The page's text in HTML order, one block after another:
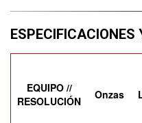
ESPECIFICACIONES
EQUIPO //
RESOLUCIÓN
Onzas